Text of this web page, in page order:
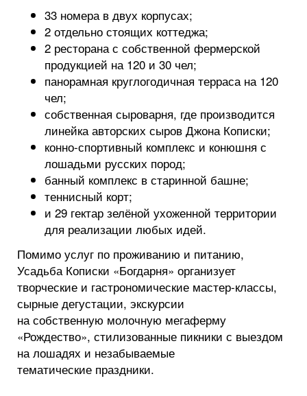
33 номера в двух корпусах;
2 отдельно стоящих коттеджа;
2 ресторана с собственной фермерской
продукцией на 120 и 30 чел;
панорамная круглогодичная терраса на 120
чел;
собственная сыроварня, где производится
линейка авторских сыров Джона Кописки;
конно-спортивный комплекс и конюшня с
лошадьми русских пород;
банный комплекс в старинной башне;
теннисный корт;
и 29 гектар зелёной ухоженной территории
для реализации любых идей.
Помимо услуг по проживанию и питанию,
Усадьба Кописки «Богдарня» организует
творческие и гастрономические мастер-классы,
сырные дегустации, экскурсии
на собственную молочную мегаферму
«Рождество», стилизованные пикники с выездом
на лошадях и незабываемые
тематические праздники.